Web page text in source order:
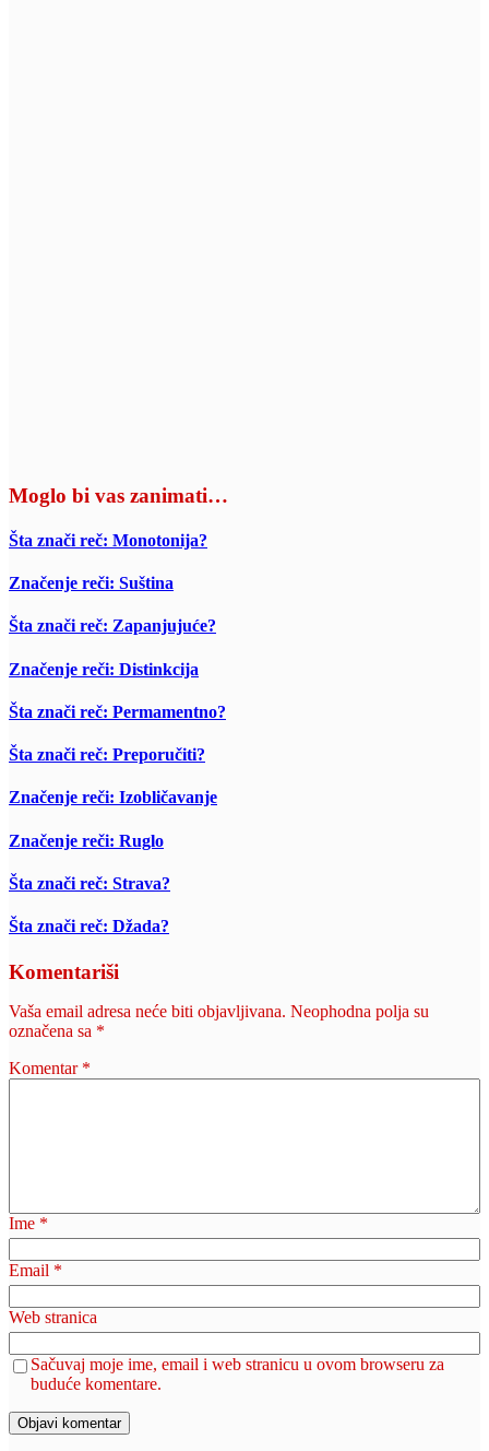
Moglo bi vas zanimati…
Šta znači reč: Monotonija?
Značenje reči: Suština
Šta znači reč: Zapanjujuće?
Značenje reči: Distinkcija
Šta znači reč: Permamentno?
Šta znači reč: Preporučiti?
Značenje reči: Izobličavanje
Značenje reči: Ruglo
Šta znači reč: Strava?
Šta znači reč: Džada?
Komentariši
Vaša email adresa neće biti objavljivana. Neophodna polja su
označena sa *
Komentar *
Ime *
Email *
Web stranica
Sačuvaj moje ime, email i web stranicu u ovom browseru za
buduće komentare.